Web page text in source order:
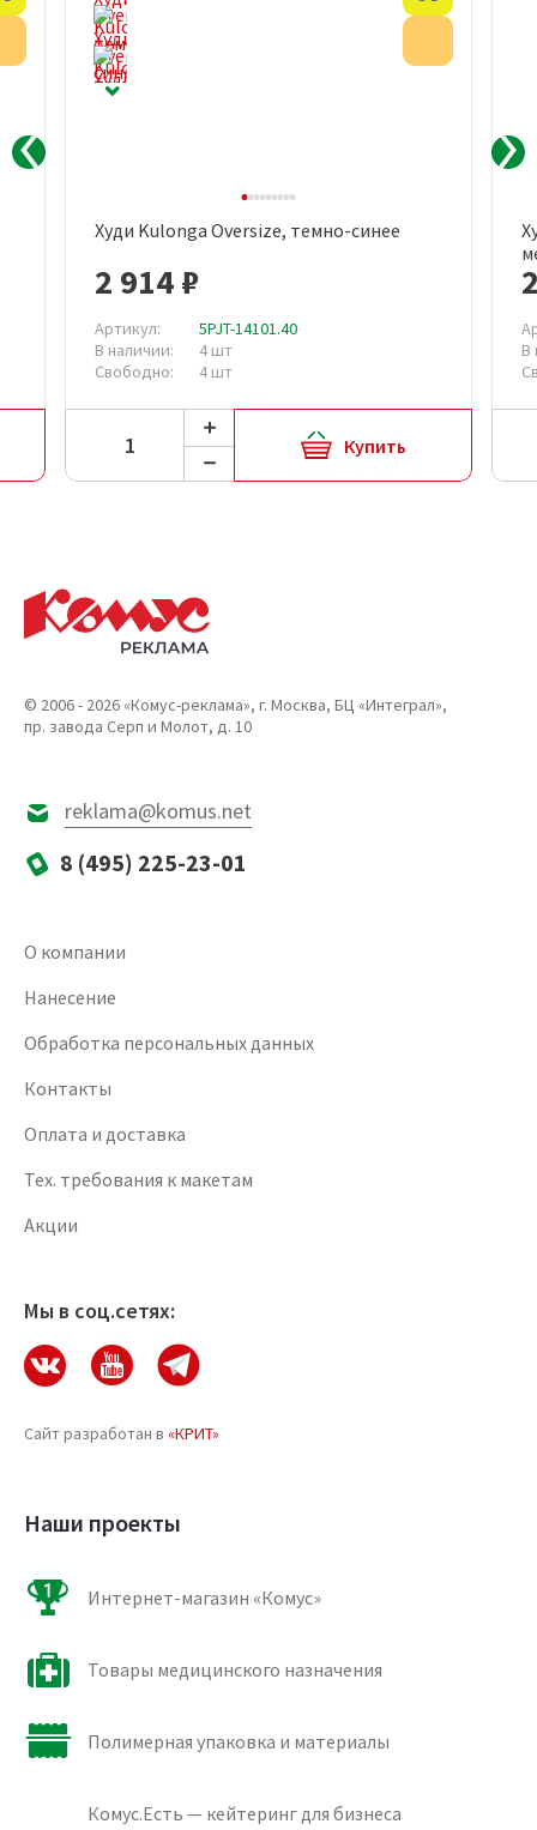
Худи Kulonga Oversize, темно-синее
2 914 ₽
Артикул:
5PJT-14101.40
В наличии:
4 шт
Свободно:
4 шт
Купить
В
© 2006 - 2026 «Комус-реклама», г. Москва, БЦ «Интеграл»,
пр. завода Серп и Молот, д. 10
reklama@komus.net
8 (495) 225-23-01
О компании
Нанесение
Обработка персональных данных
Контакты
Оплата и доставка
Тех. требования к макетам
Акции
Мы в соц.сетях:
Сайт разработан в «КРИТ»
Наши проекты
Интернет-магазин «Комус»
Товары медицинского назначения
Полимерная упаковка и материалы
Комус.Есть — кейтеринг для бизнеса